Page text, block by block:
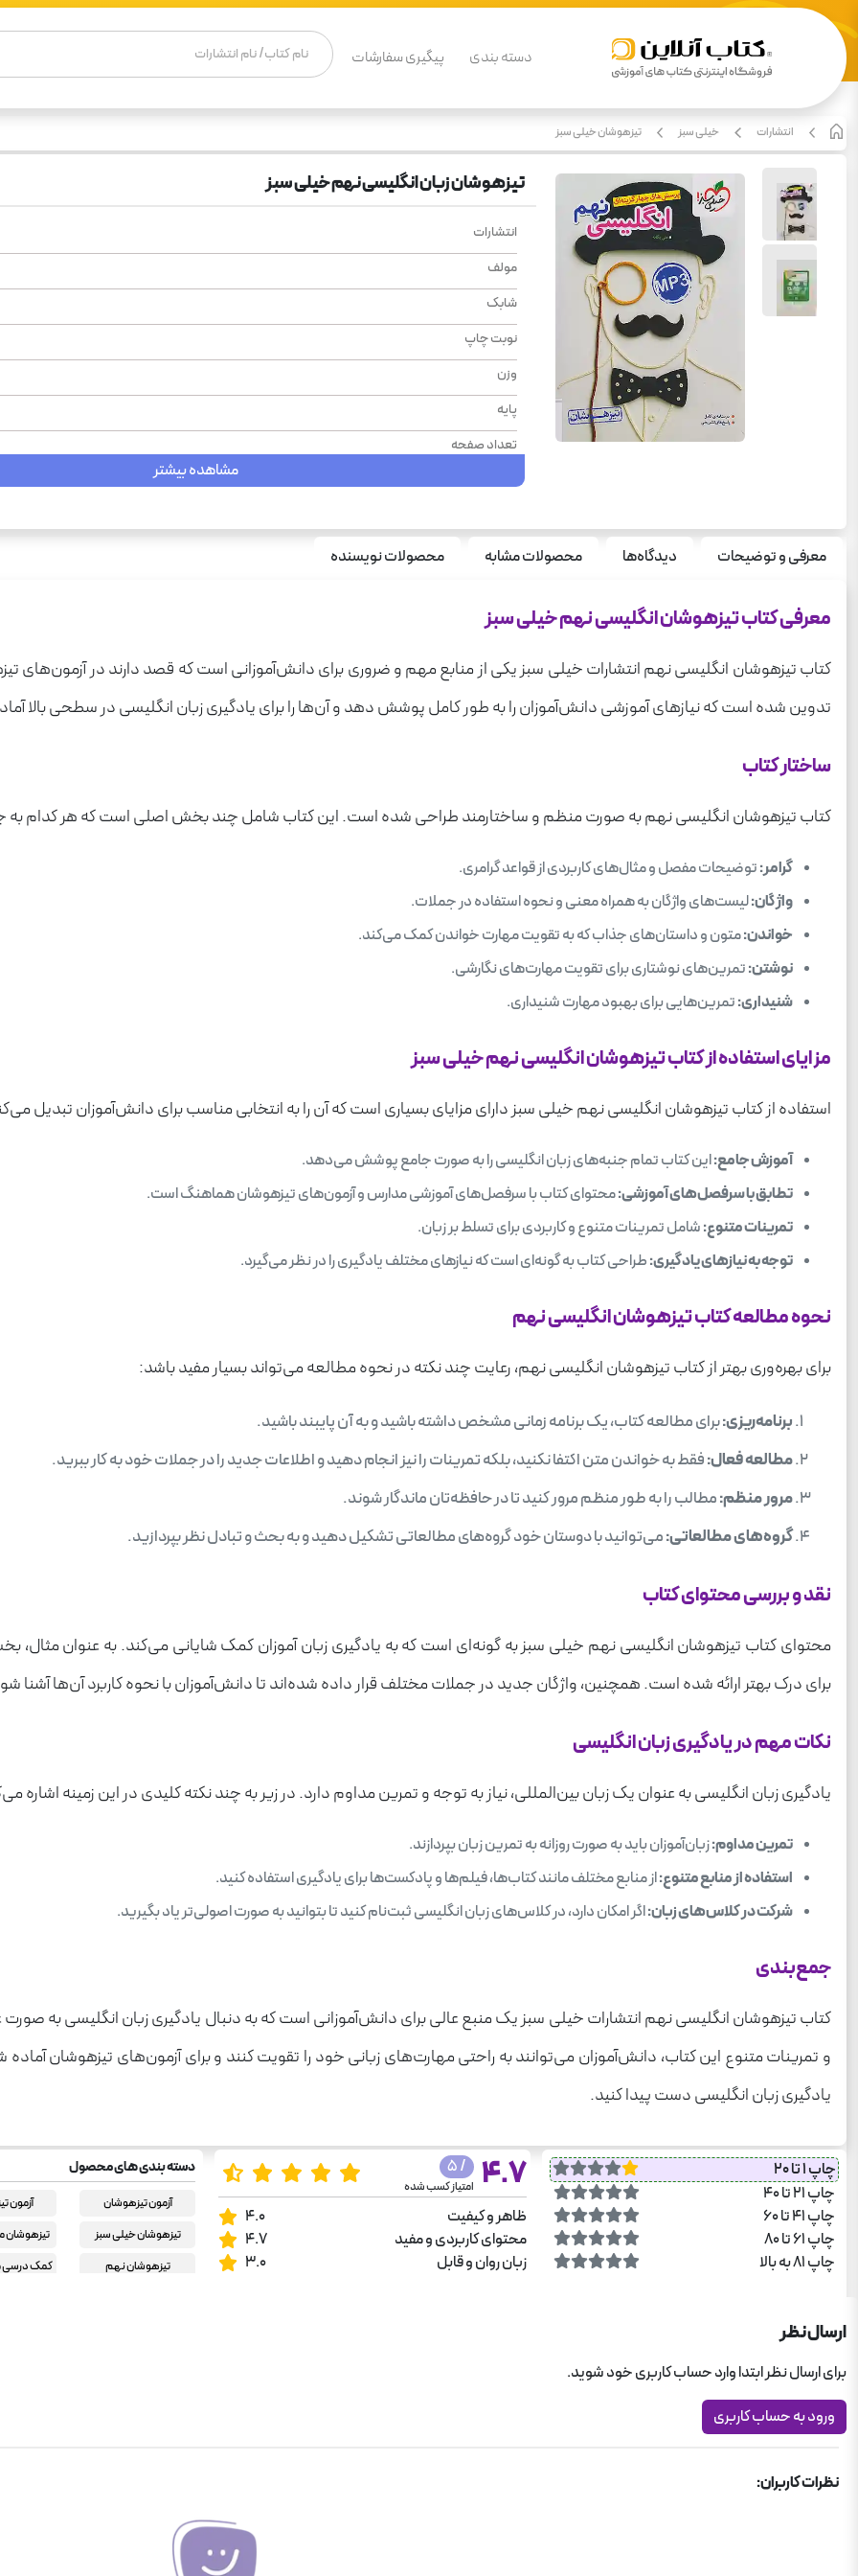
دسته بندی پیگیری سفارشات
انتشارات خیلی سبز تیزهوشان خیلی سبز
تیزهوشان زبان انگلیسی نهم خیلی سبز
انتشارات
مولف
شابک
نوبت چاپ
وزن
پایه
تعداد صفحه
قطع
مشاهده بیشتر
معرفی و توضیحات دیدگاه‌ها محصولات مشابه محصولات نویسنده
معرفی کتاب تیزهوشان انگلیسی نهم خیلی سبز
کتاب تیزهوشان انگلیسی نهم انتشارات خیلی سبز یکی از منابع مهم و ضروری برای دانش‌آموزانی است که قصد دارند در آزمون‌های
تدوین شده است که نیازهای آموزشی دانش‌آموزان را به طور کامل پوشش دهد و آن‌ها را برای یادگیری زبان انگلیسی در سطحی بالا
ساختار کتاب
کتاب تیزهوشان انگلیسی نهم به صورت منظم و ساختارمند طراحی شده است. این کتاب شامل چند بخش اصلی است که هر کدام به
گرامر:توضیحات مفصل و مثال‌های کاربردی از قواعد گرامری.
واژگان:لیست‌های واژگان به همراه معنی و نحوه استفاده در جملات.
خواندن:متون و داستان‌های جذاب که به تقویت مهارت خواندن کمک می‌کند.
نوشتن:تمرین‌های نوشتاری برای تقویت مهارت‌های نگارشی.
شنیداری:تمرین‌هایی برای بهبود مهارت شنیداری.
مزایای استفاده از کتاب تیزهوشان انگلیسی نهم خیلی سبز
استفاده از کتاب تیزهوشان انگلیسی نهم خیلی سبز دارای مزایای بسیاری است که آن را به انتخابی مناسب برای دانش‌آموزان تبدیل
آموزش جامع:این کتاب تمام جنبه‌های زبان انگلیسی را به صورت جامع پوشش می‌دهد.
تطابق با سرفصل‌های آموزشی:محتوای کتاب با سرفصل‌های آموزشی مدارس و آزمون‌های تیزهوشان هماهنگ است.
تمرینات متنوع:شامل تمرینات متنوع و کاربردی برای تسلط بر زبان.
توجه به نیازهای یادگیری:طراحی کتاب به گونه‌ای است که نیازهای مختلف یادگیری را در نظر می‌گیرد.
نحوه مطالعه کتاب تیزهوشان انگلیسی نهم
برای بهره‌وری بهتر از کتاب تیزهوشان انگلیسی نهم، رعایت چند نکته در نحوه مطالعه می‌تواند بسیار مفید باشد:
برنامه‌ریزی:برای مطالعه کتاب، یک برنامه زمانی مشخص داشته باشید و به آن پایبند باشید.
مطالعه فعال:فقط به خواندن متن اکتفا نکنید، بلکه تمرینات را نیز انجام دهید و اطلاعات جدید را در جملات خود به کار ببرید.
مرور منظم:مطالب را به طور منظم مرور کنید تا در حافظه‌تان ماندگار شوند.
گروه‌های مطالعاتی:می‌توانید با دوستان خود گروه‌های مطالعاتی تشکیل دهید و به بحث و تبادل نظر بپردازید.
نقد و بررسی محتوای کتاب
محتوای کتاب تیزهوشان انگلیسی نهم خیلی سبز به گونه‌ای است که به یادگیری زبان آموزان کمک شایانی می‌کند. به عنوان
برای درک بهتر ارائه شده است. همچنین، واژگان جدید در جملات مختلف قرار داده شده‌اند تا دانش‌آموزان با نحوه کاربرد آن‌ها آشنا
نکات مهم در یادگیری زبان انگلیسی
یادگیری زبان انگلیسی به عنوان یک زبان بین‌المللی، نیاز به توجه و تمرین مداوم دارد. در زیر به چند نکته کلیدی در این زمینه اشاره
تمرین مداوم:زبان‌آموزان باید به صورت روزانه به تمرین زبان بپردازند.
استفاده از منابع متنوع:از منابع مختلف مانند کتاب‌ها، فیلم‌ها و پادکست‌ها برای یادگیری استفاده کنید.
شرکت در کلاس‌های زبان:اگر امکان دارد، در کلاس‌های زبان انگلیسی ثبت‌نام کنید تا بتوانید به صورت اصولی‌تر یاد بگیرید.
جمع‌بندی
کتاب تیزهوشان انگلیسی نهم انتشارات خیلی سبز یک منبع عالی برای دانش‌آموزانی است که به دنبال یادگیری زبان انگلیسی به
و تمرینات متنوع این کتاب، دانش‌آموزان می‌توانند به راحتی مهارت‌های زبانی خود را تقویت کنند و برای آزمون‌های تیزهوشان
یادگیری زبان انگلیسی دست پیدا کنید.
چاپ 1 تا 20
چاپ 21 تا 40
چاپ 41 تا 60
چاپ 61 تا 80
چاپ 81 به بالا
4.7
/ 5
امتیاز کسب شده
ظاهر و کیفیت
4.0
محتوای کاربردی و مفید
4.7
زبان روان و قابل
3.0
دسته بندی های محصول
آزمون تیزهوشان
آزمون
تیزهوشان خیلی سبز
تیزهوشان
تیزهوشان نهم
کمک درسی
ارسال نظر
برای ارسال نظر ابتدا وارد حساب کاربری خود شوید.
ورود به حساب کاربری
نظرات کاربران: